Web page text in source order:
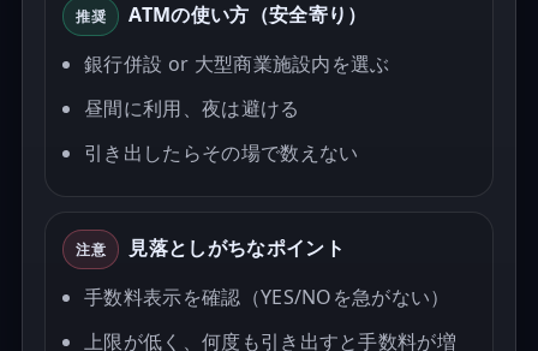
推奨
ATMの使い方（安全寄り）
銀行併設 or 大型商業施設内を選ぶ
昼間に利用、夜は避ける
引き出したらその場で数えない
注意
見落としがちなポイント
手数料表示を確認（YES/NOを急がない）
上限が低く、何度も引き出すと手数料が増